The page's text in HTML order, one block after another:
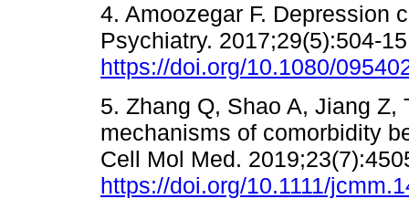
4. Amoozegar F. Depression
Psychiatry. 2017;29(5):504-
https://doi.org/10.1080/
5. Zhang Q, Shao A, Jiang Z,
mechanisms of comorbidity
Cell Mol Med.
https://doi.org/10.1111/